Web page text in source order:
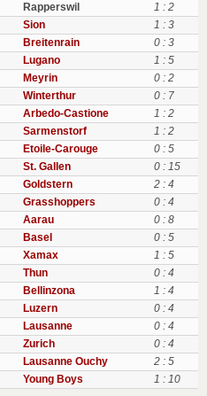
Rapperswil
1 : 2
Sion
1 : 3
Breitenrain
0 : 3
Lugano
1 : 5
Meyrin
0 : 2
Winterthur
0 : 7
Arbedo-Castione
1 : 2
Sarmenstorf
1 : 2
Etoile-Carouge
0 : 5
St. Gallen
0 : 15
Goldstern
2 : 4
Grasshoppers
0 : 4
Aarau
0 : 8
Basel
0 : 5
Xamax
1 : 5
Thun
0 : 4
Bellinzona
1 : 4
Luzern
0 : 4
Lausanne
0 : 4
Zurich
0 : 4
Lausanne Ouchy
2 : 5
Young Boys 1 : 10